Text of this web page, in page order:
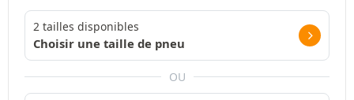
2 tailles disponibles
Choisir une taille de pneu
OU